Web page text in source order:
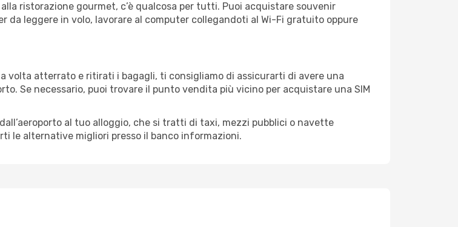
ristorazione gourmet, c’è qualcosa per tutti. Puoi acquistare souvenir
da leggere in volo, lavorare al computer collegandoti al Wi-Fi gratuito oppure
volta atterrato e ritirati i bagagli, ti consigliamo di assicurarti di avere una
Se necessario, puoi trovare il punto vendita più vicino per acquistare una SIM
al tuo alloggio, che si tratti di taxi, mezzi pubblici o navette
le alternative migliori presso il banco informazioni.